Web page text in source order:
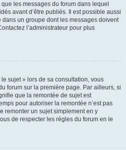
les messages du forum dans lequel
avant d’être publiés. Il est possible aussi
dans un groupe dont les messages doivent
l’administrateur pour plus
sujet » lors de sa consultation, vous
forum sur la première page. Par ailleurs, si
que la remontée de sujet est
pour autoriser la remontée n’est pas
remonter un sujet simplement en y
de respecter les règles du forum en le